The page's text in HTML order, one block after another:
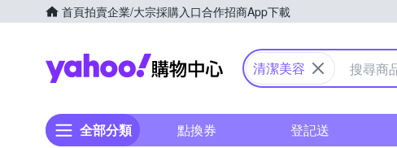
首頁拍賣企業/大宗採購入口合作招商App下載
Yahoo購物中心
清潔美容
全部分類 點換券 登記送